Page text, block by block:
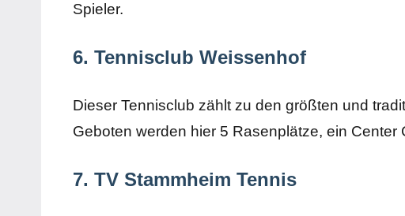
Spieler.
6. Tennisclub Weissenhof
Dieser Tennisclub zählt zu den größten und
Geboten werden hier 5 Rasenplätze, ein
7. TV Stammheim Tennis